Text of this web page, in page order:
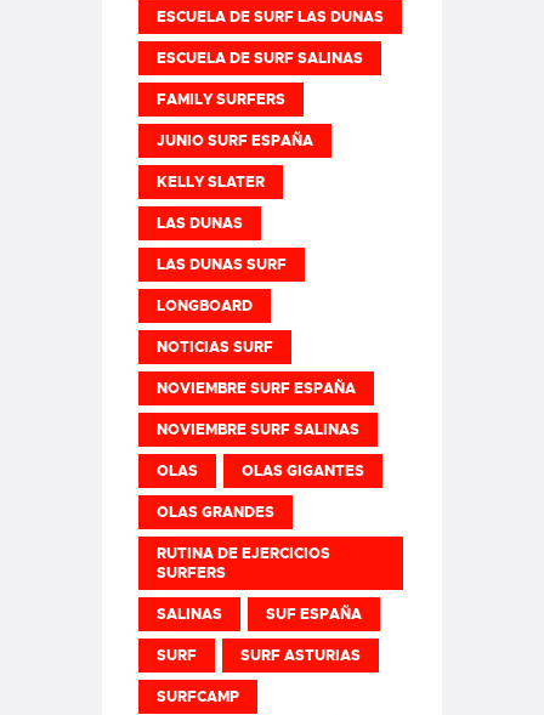
ESCUELA DE SURF LAS DUNAS
ESCUELA DE SURF SALINAS
FAMILY SURFERS
JUNIO SURF ESPAÑA
KELLY SLATER
LAS DUNAS
LAS DUNAS SURF
LONGBOARD
NOTICIAS SURF
NOVIEMBRE SURF ESPAÑA
NOVIEMBRE SURF SALINAS
OLAS OLAS GIGANTES
OLAS GRANDES
RUTINA DE EJERCICIOS
SURFERS
SALINAS SUF ESPAÑA
SURF SURF ASTURIAS
SURFCAMP